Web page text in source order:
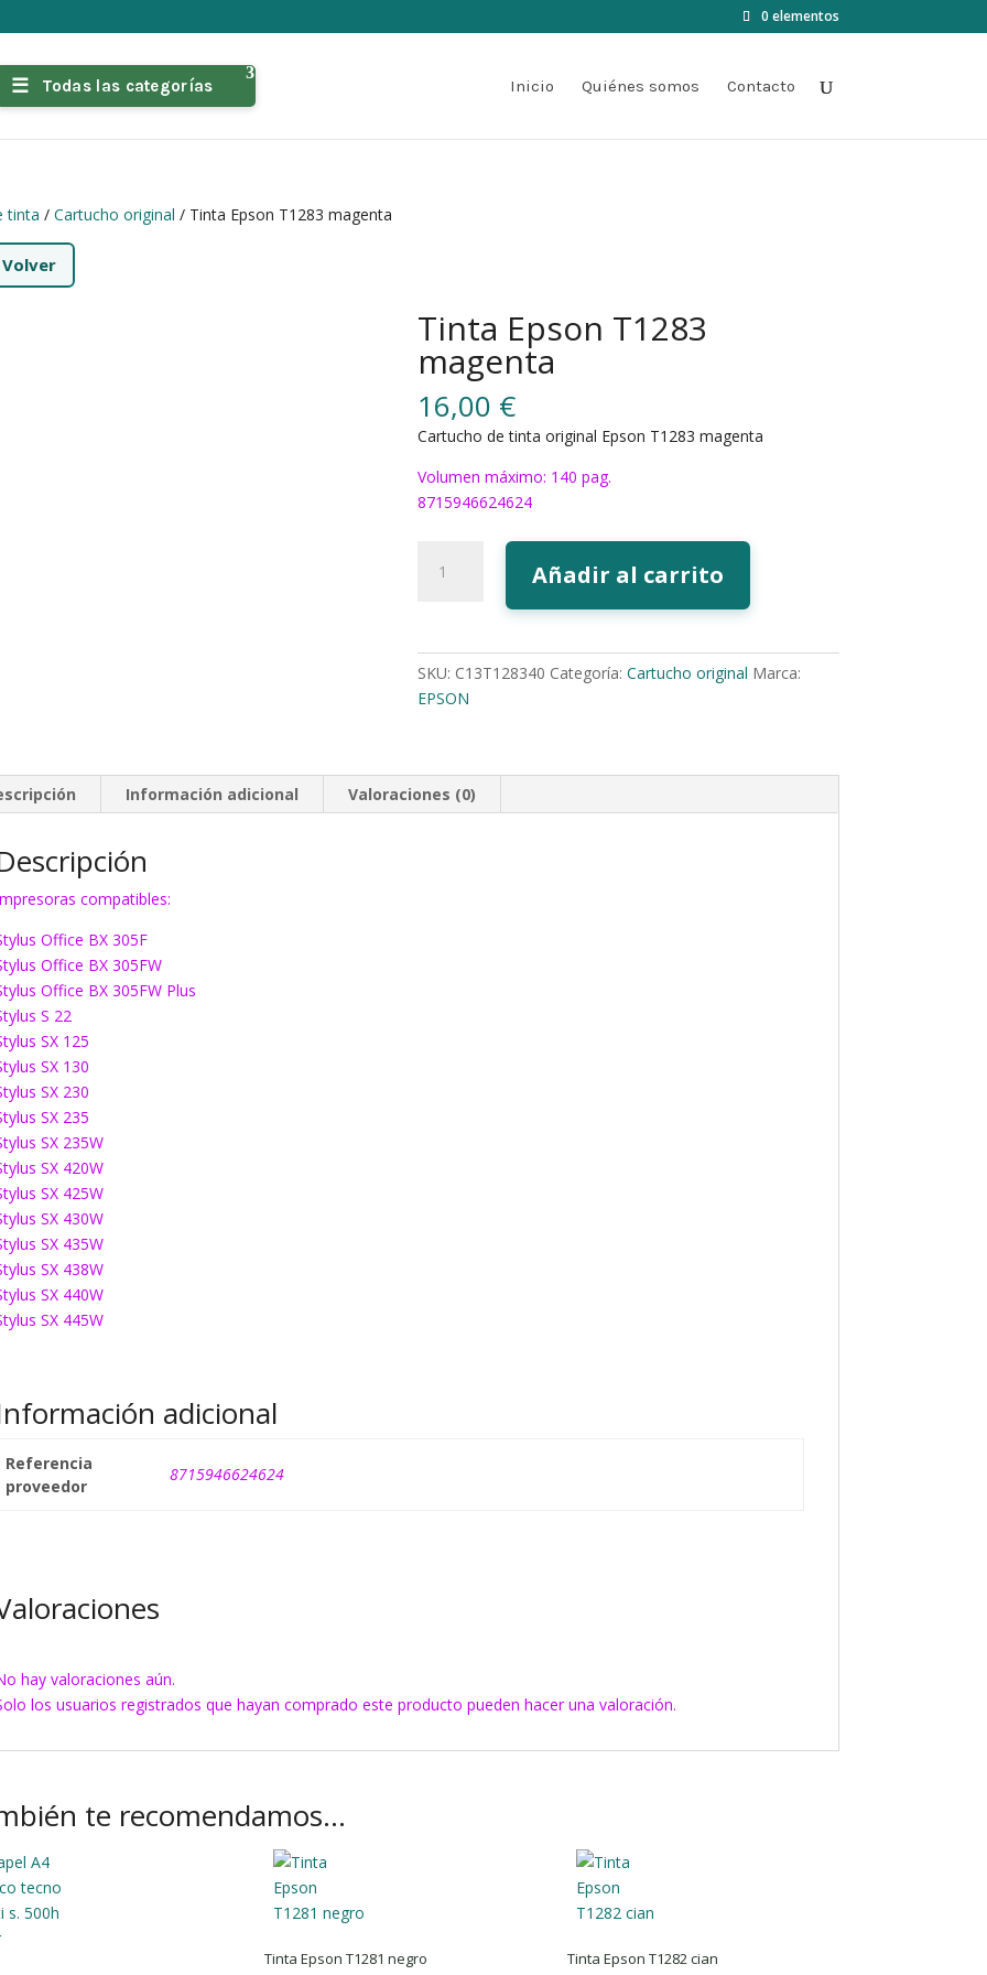
0 elementos
Todas las categorías Inicio Quiénes somos Contacto
tinta /Cartucho original / Tinta Epson T1283 magenta
Volver
Tinta Epson T1283
magenta
16,00 €
Cartucho de tinta original Epson T1283 magenta
Volumen máximo: 140 pag.
8715946624624
Epson
cantidad
Añadir al carrito
SKU: C13T128340 Categoría: Cartucho original Marca:
EPSON
Información adicional Valoraciones (0)
compatibles:
Office BX 305F
Office BX 305FW
Office BX 305FW Plus
S 22
SX 125
SX 130
SX 230
SX 235
SX 235W
SX 420W
SX 425W
SX 430W
SX 435W
SX 438W
SX 440W
SX 445W
adicional
Referencia
proveedor
8715946624624
hay valoraciones aún.
los usuarios registrados que hayan comprado este producto pueden hacer una valoración.
te recomendamos…
Tinta Epson T1281 negro Tinta Epson T1282 cian